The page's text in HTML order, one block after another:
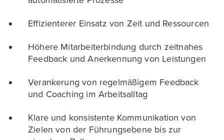
Effizienterer Einsatz von Zeit und Ressourcen
Höhere Mitarbeiterbindung durch zeitnahes
Feedback und Anerkennung von Leistungen
Verankerung von regelmäßigem Feedback
und Coaching im Arbeitsalltag
Klare und konsistente Kommunikation von
Zielen von der Führungsebene bis zur